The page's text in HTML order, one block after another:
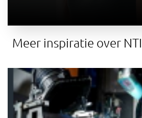
Meer inspiratie over NTI